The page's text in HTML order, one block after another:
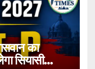
का
सियासी